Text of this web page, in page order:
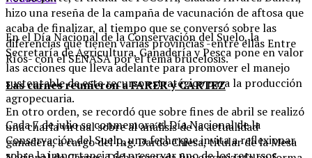
hizo una reseña de la campaña de vacunación de aftosa que
acaba de finalizar, al tiempo que se conversó sobre las
diferencias que tienen varias provincias -entre ellas Entre
Ríos- con el SENASA por el tema brucelosis.
Las carnes reunieron a FARER y CARTEZ
En otro orden, se recordó que sobre fines de abril se realizó
una charla virtual sobre al análisis de la actualidad
ganadera, a cargo del Ing. Dardo Chiesa, titular de la Mesa
En el Día Nacional de la Conservación del Suelo, la
Secretaría de Agricultura, Ganadería y Pesca pone en valor
las acciones que lleva adelante para promover el manejo
sustentable de este recurso estratégico para la producción
agropecuaria.
Cada 7 de julio se conmemora el Día Nacional de la
Conservación del Suelo, una fecha que invita a reflexionar